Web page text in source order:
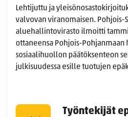
Lehtijuttu ja
valvovan viranomaisen. Pohjois-
aluehallintovirasto ilmoitti
ottaneensa Pohjois-
sosiaalihuollon päätöksenteon
julkisuudessa esille tuotujen
Työntekijät